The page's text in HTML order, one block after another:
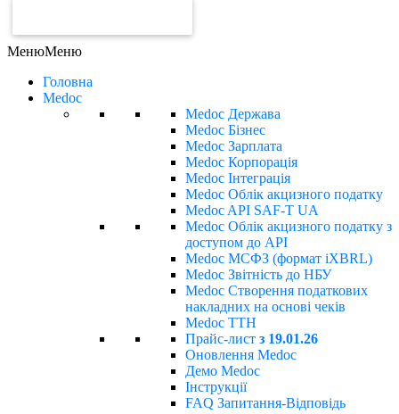
МенюМеню
Головна
Medoc
Medoc Держава
Medoc Бізнес
Medoc Зарплата
Medoc Корпорація
Medoc Інтеграція
Medoc Облік акцизного податку
Medoc API SAF-T UA
Medoc Облік акцизного податку з
доступом до API
Medoc МСФЗ (формат іХBRL)
Medoc Звітність до НБУ
Medoc Створення податкових
накладних на основі чеків
Medoc ТТН
Прайс-лист з 19.01.26
Оновлення Medoc
Демо Medoc
Інструкції
FAQ Запитання-Відповідь